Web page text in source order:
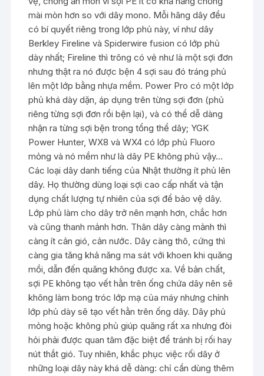
mài mòn hơn so với dây mono. Mỗi hãng dây đều
có bí quyết riêng trong lớp phủ này, ví như dây
Berkley Fireline và Spiderwire fusion có lớp phủ
dày nhất; Fireline thì trông có vẻ như là một sợi đơn
nhưng thật ra nó được bện 4 sợi sau đó tráng phủ
lên một lớp bằng nhựa mềm. Power Pro có một lớp
phủ khá dày dặn, áp dụng trên từng sợi đơn (phủ
riêng từng sợi đơn rồi bện lại), và có thể dễ dàng
nhận ra từng sợi bện trong tổng thể dây; YGK
Power Hunter, WX8 và WX4 có lớp phủ Fluoro
mỏng và nó mềm như là dây PE không phủ vậy…
Các loại dây danh tiếng của Nhật thường ít phủ lên
dây. Họ thường dùng loại sợi cao cấp nhất và tận
dụng chất lượng tự nhiên của sợi để bảo vệ dây.
Lớp phủ làm cho dây trở nên mạnh hơn, chắc hơn
và cũng thanh mảnh hơn. Thân dây càng mảnh thì
càng ít cản gió, cản nước. Dây càng thô, cứng thì
càng gia tăng khả năng ma sát với khoen khi quăng
mồi, dẫn đến quăng không được xa. Về bản chất,
sợi PE không tạo vết hằn trên ống chứa dây nên sẽ
không làm bong tróc lớp mạ của máy nhưng chính
lớp phủ dày sẽ tạo vết hằn trên ống dây. Dây phủ
mỏng hoặc không phủ giúp quăng rất xa nhưng đòi
hỏi phải được quan tâm đặc biệt để tránh bị rối hay
nút thắt gió. Tuy nhiên, khắc phục việc rối dây ở
những loại dây này khá dễ dàng: chỉ cần dùng thêm